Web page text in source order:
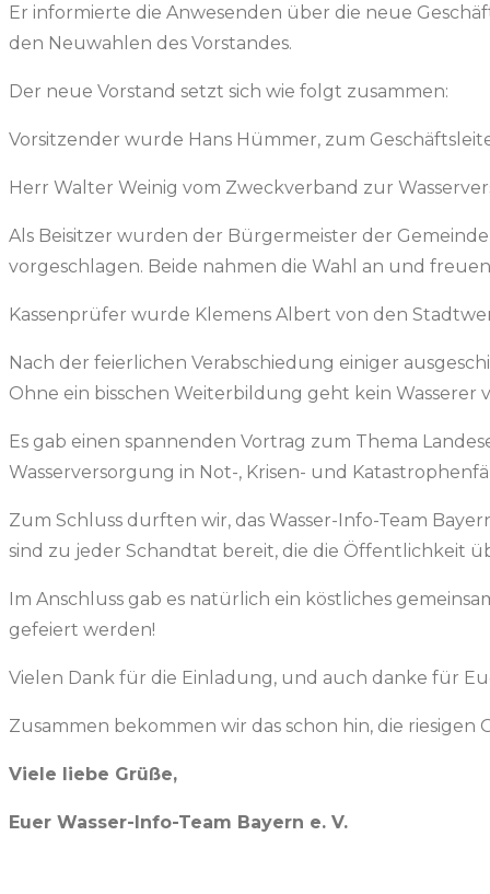
Er informierte die Anwesenden über die neue
den Neuwahlen des Vorstandes.
Der neue Vorstand setzt sich wie folgt zusammen:
Vorsitzender wurde Hans Hümmer, zum
Herr Walter Weinig vom Zweckverband zur
Als Beisitzer wurden der Bürgermeister der
vorgeschlagen. Beide nahmen die Wahl an und
Kassenprüfer wurde Klemens Albert von den
Nach der feierlichen Verabschiedung einiger
Ohne ein bisschen Weiterbildung geht kein Wasserer
Es gab einen spannenden Vortrag zum Thema
Wasserversorgung in Not-, Krisen- und
Zum Schluss durften wir, das Wasser-Info-Team
sind zu jeder Schandtat bereit, die die Öffentlichkeit
Im Anschluss gab es natürlich ein köstliches
gefeiert werden!
Vielen Dank für die Einladung, und auch danke für
Zusammen bekommen wir das schon hin, die
Viele liebe Grüße,
Euer Wasser-Info-Team Bayern e. V.